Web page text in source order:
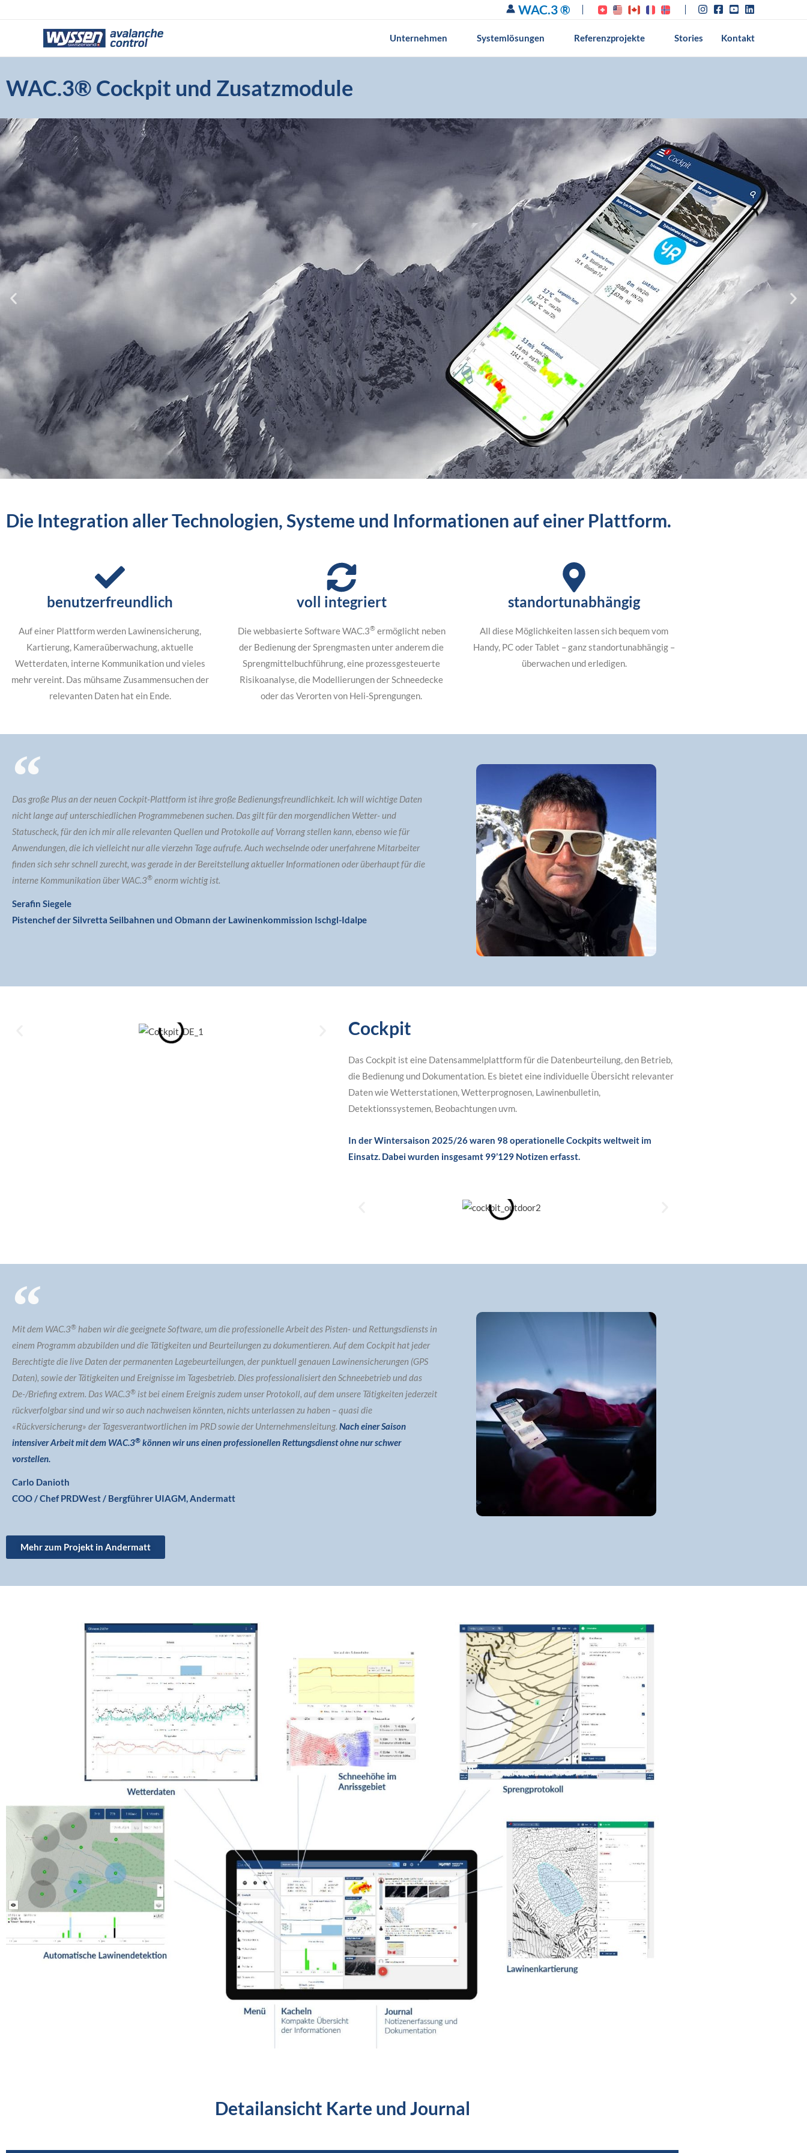
WAC.3 ®
Unternehmen Systemlösungen Referenzprojekte Stories Kontakt
WAC.3® Cockpit und Zusatzmodule
eine Ansicht
alle Informationen
ein Anbieter
Die Integration aller Technologien, Systeme und Informationen auf einer Plattform.
benutzerfreundlich
Auf einer Plattform werden Lawinensicherung,
Kartierung, Kameraüberwachung, aktuelle
Wetterdaten, interne Kommunikation und vieles
mehr vereint. Das mühsame Zusammensuchen der
relevanten Daten hat ein Ende.
voll integriert
Die webbasierte Software WAC.3®ermöglicht neben
der Bedienung der Sprengmasten unter anderem die
Sprengmittelbuchführung, eine prozessgesteuerte
Risikoanalyse, die Modellierungen der Schneedecke
oder das Verorten von Heli-Sprengungen.
standortunabhängig
All diese Möglichkeiten lassen sich bequem vom
Handy, PC oder Tablet – ganz standortunabhängig –
überwachen und erledigen.
Das große Plus an der neuen Cockpit-Plattform ist ihre große Bedienungsfreundlichkeit. Ich will wichtige Daten
nicht lange auf unterschiedlichen Programmebenen suchen. Das gilt für den morgendlichen Wetter- und
Statuscheck, für den ich mir alle relevanten Quellen und Protokolle auf Vorrang stellen kann, ebenso wie für
Anwendungen, die ich vielleicht nur alle vierzehn Tage aufrufe. Auch wechselnde oder unerfahrene Mitarbeiter
finden sich sehr schnell zurecht, was gerade in der Bereitstellung aktueller Informationen oder überhaupt für die
interne Kommunikation über WAC.3® enorm wichtig ist.
Serafin Siegele
Pistenchef der Silvretta Seilbahnen und Obmann der Lawinenkommission Ischgl-Idalpe
Cockpit
Das Cockpit ist eine Datensammelplattform für die Datenbeurteilung, den Betrieb,
die Bedienung und Dokumentation. Es bietet eine individuelle Übersicht relevanter
Daten wie Wetterstationen, Wetterprognosen, Lawinenbulletin,
Detektionssystemen, Beobachtungen uvm.
In der Wintersaison 2025/26 waren 98 operationelle Cockpits weltweit im
Einsatz. Dabei wurden insgesamt 99’129 Notizen erfasst.
Mit dem WAC.3® haben wir die geeignete Software, um die professionelle Arbeit des Pisten- und Rettungsdiensts in
einem Programm abzubilden und die Tätigkeiten und Beurteilungen zu dokumentieren. Auf dem Cockpit hat jeder
Berechtigte die live Daten der permanenten Lagebeurteilungen, der punktuell genauen Lawinensicherungen (GPS
Daten), sowie der Tätigkeiten und Ereignisse im Tagesbetrieb. Dies professionalisiert den Schneebetrieb und das
De-/Briefing extrem. Das WAC.3® ist bei einem Ereignis zudem unser Protokoll, auf dem unsere Tätigkeiten jederzeit
rückverfolgbar sind und wir so auch nachweisen könnten, nichts unterlassen zu haben – quasi die
«Rückversicherung» der Tagesverantwortlichen im PRD sowie der Unternehmensleitung. Nach einer Saison
intensiver Arbeit mit dem WAC.3® können wir uns einen professionellen Rettungsdienst ohne nur schwer
vorstellen.
Carlo Danioth
COO / Chef PRDWest / Bergführer UIAGM, Andermatt
Mehr zum Projekt in Andermatt
Detailansicht Karte und Journal